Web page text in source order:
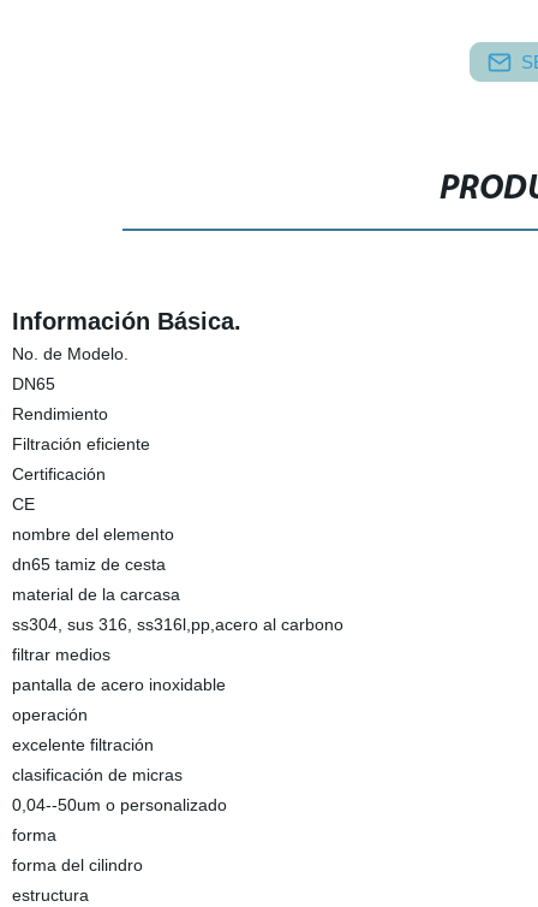
Información Básica.
No. de Modelo.
DN65
Rendimiento
Filtración eficiente
Certificación
CE
nombre del elemento
dn65 tamiz de cesta
material de la carcasa
ss304, sus 316, ss316l,pp,acero al carbono
filtrar medios
pantalla de acero inoxidable
operación
excelente filtración
clasificación de micras
0,04--50um o personalizado
forma
forma del cilindro
estructura